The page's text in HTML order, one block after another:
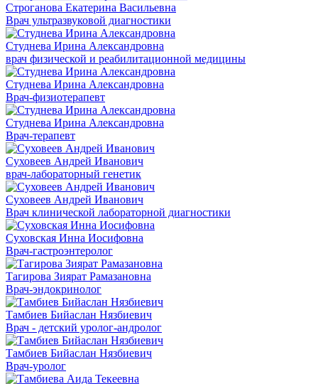
Строганова Екатерина Васильевна
Врач ультразвуковой диагностики
Студнева Ирина Александровна
врач физической и реабилитационной медицины
Студнева Ирина Александровна
Врач-физиотерапевт
Студнева Ирина Александровна
Врач-терапевт
Суховеев Андрей Иванович
врач-лабораторный генетик
Суховеев Андрей Иванович
Врач клинической лабораторной диагностики
Суховская Инна Иосифовна
Врач-гастроэнтеролог
Тагирова Зиярат Рамазановна
Врач-эндокринолог
Тамбиев Бийаслан Нязбиевич
Врач - детский уролог-андролог
Тамбиев Бийаслан Нязбиевич
Врач-уролог